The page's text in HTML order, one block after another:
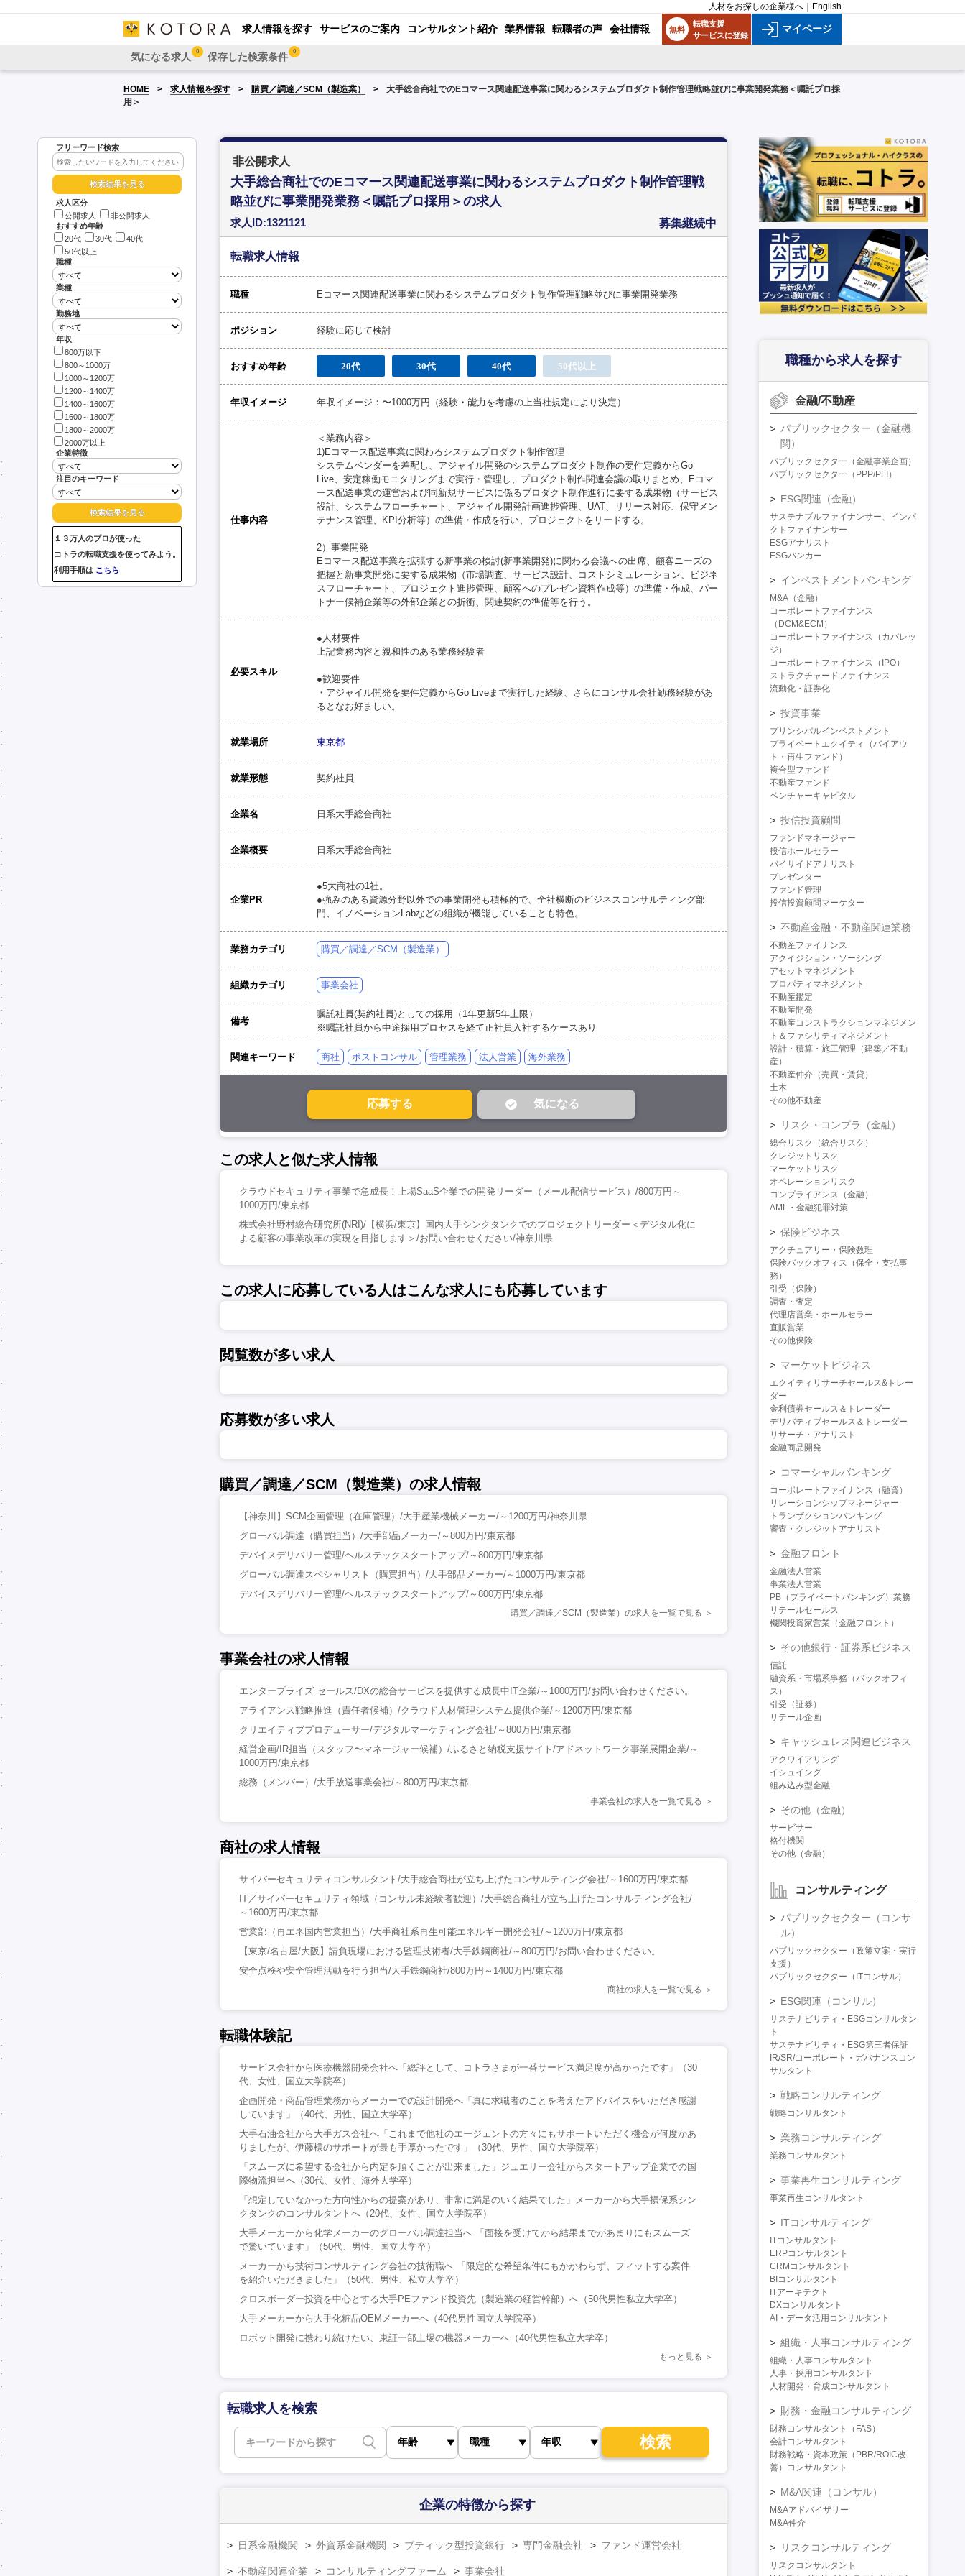
人材をお探しの企業様へ English
求人情報を探す サービスのご案内 コンサルタント紹介 業界情報 転職者の声 会社情報 無料
転職支援
サービスに登録
マイページ
気になる求人 0 保存した検索条件 0
HOME 求人情報を探す 購買／調達／SCM（製造業）
大手総合商社でのEコマース関連配送事業に関わるシステムプロダクト制作管理戦略並びに事業開発業務＜嘱託プロ採
用＞
フリーワード検索
求人区分
公開求人
非公開求人
おすすめ年齢
20代
30代
40代
50代以上
職種
業種
勤務地
年収
800万以下
800～1000万
1000～1200万
1200～1400万
1400～1600万
1600～1800万
1800～2000万
2000万以上
企業特徴
注目のキーワード
１３万人のプロが使った
コトラの転職支援を使ってみよう。
利用手順は こちら
非公開求人
大手総合商社でのEコマース関連配送事業に関わるシステムプロダクト制作管理戦
略並びに事業開発業務＜嘱託プロ採用＞の求人
求人ID:1321121 募集継続中
転職求人情報
職種 Eコマース関連配送事業に関わるシステムプロダクト制作管理戦略並びに事業開発業務
ポジション 経験に応じて検討
おすすめ年齢 20代 30代 40代 50代以上
年収イメージ 年収イメージ：〜1000万円（経験・能力を考慮の上当社規定により決定）
仕事内容
＜業務内容＞
1)Eコマース配送事業に関わるシステムプロダクト制作管理
システムベンダーを差配し、アジャイル開発のシステムプロダクト制作の要件定義からGo
Live、安定稼働モニタリングまで実行・管理し、プロダクト制作関連会議の取りまとめ、Eコマ
ース配送事業の運営および同新規サービスに係るプロダクト制作進行に要する成果物（サービス
設計、システムフローチャート、アジャイル開発計画進捗管理、UAT、リリース対応、保守メン
テナンス管理、KPI分析等）の準備・作成を行い、プロジェクトをリードする。
2）事業開発
Eコマース配送事業を拡張する新事業の検討(新事業開発)に関わる会議への出席、顧客ニーズの
把握と新事業開発に要する成果物（市場調査、サービス設計、コストシミュレーション、ビジネ
スフローチャート、プロジェクト進捗管理、顧客へのプレゼン資料作成等）の準備・作成、パー
トナー候補企業等の外部企業との折衝、関連契約の準備等を行う。
必要スキル
●人材要件
上記業務内容と親和性のある業務経験者
●歓迎要件
・アジャイル開発を要件定義からGo Liveまで実行した経験、さらにコンサル会社勤務経験があ
るとなお好ましい。
就業場所 東京都
就業形態 契約社員
企業名 日系大手総合商社
企業概要 日系大手総合商社
企業PR
●5大商社の1社。
●強みのある資源分野以外での事業開発も積極的で、全社横断のビジネスコンサルティング部
門、イノベーションLabなどの組織が機能していることも特色。
業務カテゴリ 購買／調達／SCM（製造業）
組織カテゴリ 事業会社
備考
嘱託社員(契約社員)としての採用（1年更新5年上限）
※嘱託社員から中途採用プロセスを経て正社員入社するケースあり
関連キーワード 商社 ポストコンサル 管理業務 法人営業 海外業務
この求人と似た求人情報
クラウドセキュリティ事業で急成長！上場SaaS企業での開発リーダー（メール配信サービス）/800万円～
1000万円/東京都
株式会社野村総合研究所(NRI)/【横浜/東京】国内大手シンクタンクでのプロジェクトリーダー＜デジタル化に
よる顧客の事業改革の実現を目指します＞/お問い合わせください/神奈川県
この求人に応募している人はこんな求人にも応募しています
閲覧数が多い求人
応募数が多い求人
購買／調達／SCM（製造業）の求人情報
【神奈川】SCM企画管理（在庫管理）/大手産業機械メーカー/～1200万円/神奈川県
グローバル調達（購買担当）/大手部品メーカー/～800万円/東京都
デバイスデリバリー管理/ヘルステックスタートアップ/～800万円/東京都
グローバル調達スペシャリスト（購買担当）/大手部品メーカー/～1000万円/東京都
デバイスデリバリー管理/ヘルステックスタートアップ/～800万円/東京都
購買／調達／SCM（製造業）の求人を一覧で見る
事業会社の求人情報
エンタープライズ セールス/DXの総合サービスを提供する成長中IT企業/～1000万円/お問い合わせください。
アライアンス戦略推進（責任者候補）/クラウド人材管理システム提供企業/～1200万円/東京都
クリエイティブプロデューサー/デジタルマーケティング会社/～800万円/東京都
経営企画/IR担当（スタッフ〜マネージャー候補）/ふるさと納税支援サイト/アドネットワーク事業展開企業/～
1000万円/東京都
総務（メンバー）/大手放送事業会社/～800万円/東京都
事業会社の求人を一覧で見る
商社の求人情報
サイバーセキュリティコンサルタント/大手総合商社が立ち上げたコンサルティング会社/～1600万円/東京都
IT／サイバーセキュリティ領域（コンサル未経験者歓迎）/大手総合商社が立ち上げたコンサルティング会社/
～1600万円/東京都
営業部（再エネ国内営業担当）/大手商社系再生可能エネルギー開発会社/～1200万円/東京都
【東京/名古屋/大阪】請負現場における監理技術者/大手鉄鋼商社/～800万円/お問い合わせください。
安全点検や安全管理活動を行う担当/大手鉄鋼商社/800万円～1400万円/東京都
商社の求人を一覧で見る
転職体験記
サービス会社から医療機器開発会社へ「総評として、コトラさまが一番サービス満足度が高かったです」（30
代、女性、国立大学院卒）
企画開発・商品管理業務からメーカーでの設計開発へ「真に求職者のことを考えたアドバイスをいただき感謝
しています」（40代、男性、国立大学卒）
大手石油会社から大手ガス会社へ「これまで他社のエージェントの方々にもサポートいただく機会が何度かあ
りましたが、伊藤様のサポートが最も手厚かったです」（30代、男性、国立大学院卒）
「スムーズに希望する会社から内定を頂くことが出来ました」ジュエリー会社からスタートアップ企業での国
際物流担当へ（30代、女性、海外大学卒）
「想定していなかった方向性からの提案があり、非常に満足のいく結果でした」メーカーから大手損保系シン
クタンクのコンサルタントへ（20代、女性、国立大学院卒）
大手メーカーから化学メーカーのグローバル調達担当へ 「面接を受けてから結果までがあまりにもスムーズ
で驚いています」（50代、男性、国立大学卒）
メーカーから技術コンサルティング会社の技術職へ 「限定的な希望条件にもかかわらず、フィットする案件
を紹介いただきました」（50代、男性、私立大学卒）
クロスボーダー投資を中心とする大手PEファンド投資先（製造業の経営幹部）へ（50代男性私立大学卒）
大手メーカーから大手化粧品OEMメーカーへ（40代男性国立大学院卒）
ロボット開発に携わり続けたい、東証一部上場の機器メーカーへ（40代男性私立大学卒）
もっと見る
転職求人を検索
検索
企業の特徴から探す
日系金融機関 外資系金融機関 ブティック型投資銀行 専門金融会社 ファンド運営会社
不動産関連企業 コンサルティングファーム 事業会社
職種から求人を探す
金融/不動産
パブリックセクター（金融機
関）
パブリックセクター（金融事業企画）
パブリックセクター（PPP/PFI）
ESG関連（金融）
サステナブルファイナンサー、インパ
クトファイナンサー
ESGアナリスト
ESGバンカー
インベストメントバンキング
M&A（金融）
コーポレートファイナンス
（DCM&ECM）
コーポレートファイナンス（カバレッ
ジ）
コーポレートファイナンス（IPO）
ストラクチャードファイナンス
流動化・証券化
投資事業
プリンシパルインベストメント
プライベートエクイティ（バイアウ
ト・再生ファンド）
複合型ファンド
不動産ファンド
ベンチャーキャピタル
投信投資顧問
ファンドマネージャー
投信ホールセラー
バイサイドアナリスト
プレゼンター
ファンド管理
投信投資顧問マーケター
不動産金融・不動産関連業務
不動産ファイナンス
アクイジション・ソーシング
アセットマネジメント
プロパティマネジメント
不動産鑑定
不動産開発
不動産コンストラクションマネジメン
ト＆ファシリティマネジメント
設計・積算・施工管理（建築／不動
産）
不動産仲介（売買・賃貸）
土木
その他不動産
リスク・コンプラ（金融）
総合リスク（統合リスク）
クレジットリスク
マーケットリスク
オペレーションリスク
コンプライアンス（金融）
AML・金融犯罪対策
保険ビジネス
アクチュアリー・保険数理
保険バックオフィス（保全・支払事
務）
引受（保険）
調査・査定
代理店営業・ホールセラー
直販営業
その他保険
マーケットビジネス
エクイティリサーチセールス&トレー
ダー
金利債券セールス＆トレーダー
デリバティブセールス＆トレーダー
リサーチ・アナリスト
金融商品開発
コマーシャルバンキング
コーポレートファイナンス（融資）
リレーションシップマネージャー
トランザクションバンキング
審査・クレジットアナリスト
金融フロント
金融法人営業
事業法人営業
PB（プライベートバンキング）業務
リテールセールス
機関投資家営業（金融フロント）
その他銀行・証券系ビジネス
信託
融資系・市場系事務（バックオフィ
ス）
引受（証券）
リテール企画
キャッシュレス関連ビジネス
アクワイアリング
イシュイング
組み込み型金融
その他（金融）
サービサー
格付機関
その他（金融）
コンサルティング
パブリックセクター（コンサ
ル）
パブリックセクター（政策立案・実行
支援）
パブリックセクター（ITコンサル）
ESG関連（コンサル）
サステナビリティ・ESGコンサルタン
ト
サステナビリティ・ESG第三者保証
IR/SR/コーポレート・ガバナンスコン
サルタント
戦略コンサルティング
戦略コンサルタント
業務コンサルティング
業務コンサルタント
事業再生コンサルティング
事業再生コンサルタント
ITコンサルティング
ITコンサルタント
ERPコンサルタント
CRMコンサルタント
BIコンサルタント
ITアーキテクト
DXコンサルタント
AI・データ活用コンサルタント
組織・人事コンサルティング
組織・人事コンサルタント
人事・採用コンサルタント
人材開発・育成コンサルタント
財務・金融コンサルティング
財務コンサルタント（FAS）
会計コンサルタント
財務戦略・資本政策（PBR/ROIC改
善）コンサルタント
M&A関連（コンサル）
M&Aアドバイザリー
M&A仲介
リスクコンサルティング
リスクコンサルタント